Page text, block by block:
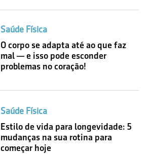
Saúde Física
O corpo se adapta até ao que faz
mal — e isso pode esconder
problemas no coração!
Saúde Física
Estilo de vida para longevidade: 5
mudanças na sua rotina para
começar hoje